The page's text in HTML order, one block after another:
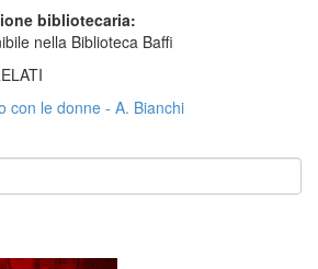
bibliotecaria:
nella Biblioteca Baffi
con le donne - A. Bianchi